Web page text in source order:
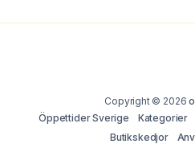
Copyright © 2026
Öppettider Sverige
Kategorier
Butikskedjor